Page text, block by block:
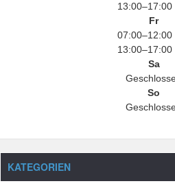
13:00–17:00
Fr
07:00–12:00
13:00–17:00
Sa
So
KATEGORIEN